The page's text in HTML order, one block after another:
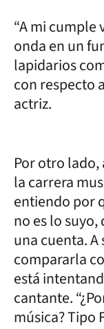
“A mi cumple
onda en un
lapidarios
con respecto
actriz.
Por otro
la carrera
entiendo por
no es lo suyo,
una cuenta.
compararla
está
cantante.
música? Tipo